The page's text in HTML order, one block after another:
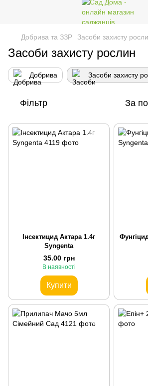
Добрива та ЗЗР Засоби захисту
Засоби захисту рослин
Добрива Засоби захисту
Фільтр За
Інсектицид Актара 1.4г
Syngenta
35.00 грн
В наявності
Купити